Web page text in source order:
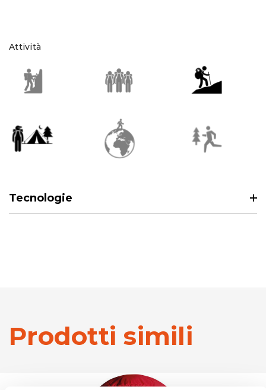
Attività
Tecnologie
Prodotti simili